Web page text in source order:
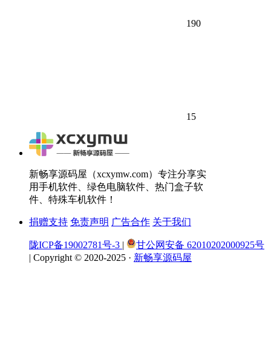
190
15
新畅享源码屋（xcxymw.com）专注分享实
用手机软件、绿色电脑软件、热门盒子软
件、特殊车机软件！
捐赠支持 免责声明 广告合作 关于我们
陇ICP备19002781号-3 |
甘公网安备 62010202000925号
| Copyright © 2020-2025 · 新畅享源码屋